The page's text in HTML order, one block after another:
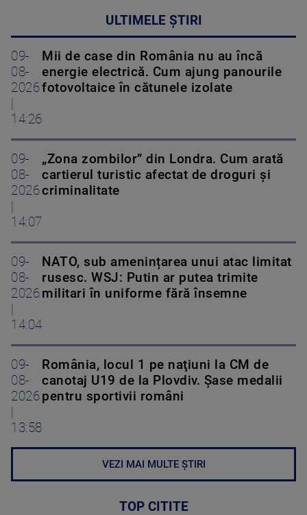
ULTIMELE ȘTIRI
09-
08-
2026
|
14:26
Mii de case din România nu au încă
energie electrică. Cum ajung panourile
fotovoltaice în cătunele izolate
09-
08-
2026
|
14:07
„Zona zombilor” din Londra. Cum arată
cartierul turistic afectat de droguri și
criminalitate
09-
08-
2026
|
14:04
NATO, sub amenințarea unui atac limitat
rusesc. WSJ: Putin ar putea trimite
militari în uniforme fără însemne
09-
08-
2026
|
13:58
România, locul 1 pe naţiuni la CM de
canotaj U19 de la Plovdiv. Șase medalii
pentru sportivii români
VEZI MAI MULTE ȘTIRI
TOP CITITE